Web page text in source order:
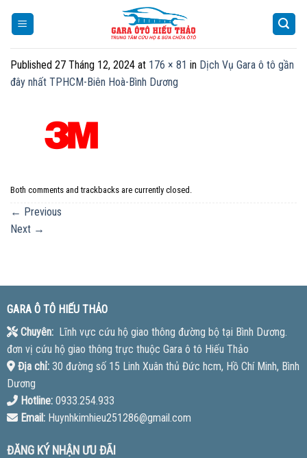
Published 27 Tháng 12, 2024 at 176 × 81 in Dịch Vụ Gara ô tô gần
đây nhất TPHCM-Biên Hoà-Bình Dương
Both comments and trackbacks are currently closed.
← Previous
Next →
GARA Ô TÔ HIẾU THẢO
Chuyên:Lĩnh vực cứu hộ giao thông đường bộ tại Bình Dương.
đơn vị cứu hộ giao thông trực thuộc Gara ô tô Hiếu Thảo
Địa chỉ:30 đường số 15 Linh Xuân thủ Đức hcm, Hồ Chí Minh, Bình
Dương
Hotline:0933.254.933
Email:Huynhkimhieu251286@gmail.com
ĐĂNG KÝ NHẬN ƯU ĐÃI